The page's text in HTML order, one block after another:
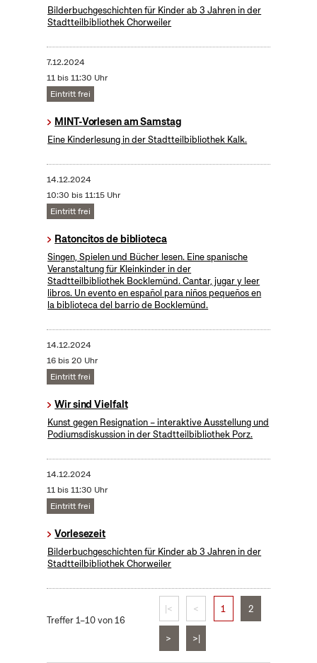
Bilderbuchgeschichten für Kinder ab 3 Jahren in der
Stadtteilbibliothek Chorweiler
7.12.2024
11 bis 11:30 Uhr
Eintritt frei
MINT-Vorlesen am Samstag
Eine Kinderlesung in der Stadtteilbibliothek Kalk.
14.12.2024
10:30 bis 11:15 Uhr
Eintritt frei
Ratoncitos de biblioteca
Singen, Spielen und Bücher lesen. Eine spanische
Veranstaltung für Kleinkinder in der
Stadtteilbibliothek Bocklemünd. Cantar, jugar y leer
libros. Un evento en español para niños pequeños en
la biblioteca del barrio de Bocklemünd.
14.12.2024
16 bis 20 Uhr
Eintritt frei
Wir sind Vielfalt
Kunst gegen Resignation – interaktive Ausstellung und
Podiumsdiskussion in der Stadtteilbibliothek Porz.
14.12.2024
11 bis 11:30 Uhr
Eintritt frei
Vorlesezeit
Bilderbuchgeschichten für Kinder ab 3 Jahren in der
Stadtteilbibliothek Chorweiler
Treffer 1–10 von 16
|< < 1 2
> >|